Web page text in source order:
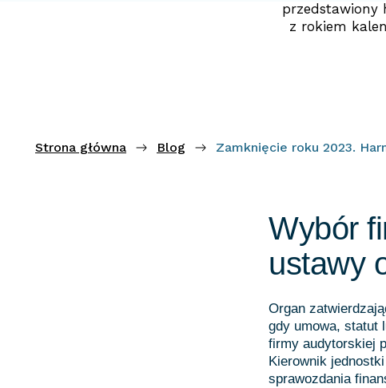
przedstawiony
z rokiem
Strona główna Blog Zamknięcie roku 2023.
Wybór
ustawy
Organ
gdy umowa, statut
firmy audytorskiej
Kierownik
sprawozdania